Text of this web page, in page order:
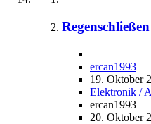
Regenschließen
ercan1993
19. Oktober
Elektronik /
ercan1993
20. Oktober